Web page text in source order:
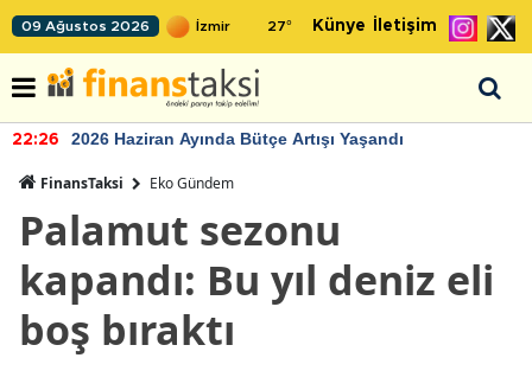
09 Ağustos 2026 27° Künye İletişim
22:26 2026 Haziran Ayında Bütçe Artışı Yaşandı
FinansTaksi Eko Gündem
Palamut sezonu
kapandı: Bu yıl deniz eli
boş bıraktı